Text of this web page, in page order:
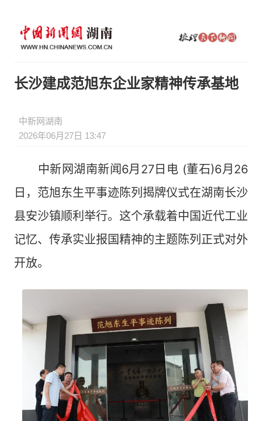
长沙建成范旭东企业家精神传承基地
中新网湖南
2026年06月27日 13:47
中新网湖南新闻6月27日电 (董石)6月26
日，范旭东生平事迹陈列揭牌仪式在湖南长沙
县安沙镇顺利举行。这个承载着中国近代工业
记忆、传承实业报国精神的主题陈列正式对外
开放。